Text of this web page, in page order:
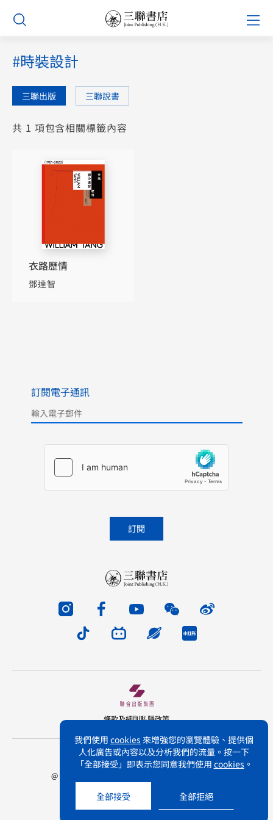
我們使用 cookies 來增強您的瀏覽體驗、提供個
人化廣告或內容以及分析我們的流量。按一下
「全部接受」即表示您同意我們使用 cookies 。
全部接受 全部拒絕
Skip
content
#時裝設計
三聯出版 三聯說書
共 1 項包含相關標籤內容
衣路歷情
鄧達智
訂閱電子通訊
版權所有 不得轉載 三聯書店(香港)有限公司
@ Joint Publishing (Hong Kong) Company Limited.
All rights reserved.
條款及細則私隱政策